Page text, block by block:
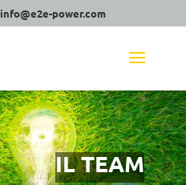
info@e2e-power.com
IL TEAM